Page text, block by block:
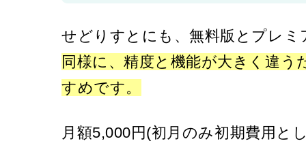
せどりすとにも、無料版とプレ
同様に、精度と機能が大きく違
すめです。
月額5,000円(初月のみ初期費用と